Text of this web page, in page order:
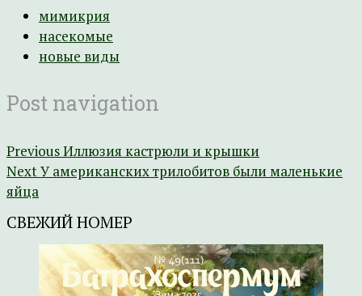
мимикрия
насекомые
новые виды
Post navigation
PreviousИллюзия кастрюли и крышки
NextУ американских трилобитов были маленькие
яйца
СВЕЖИЙ НОМЕР